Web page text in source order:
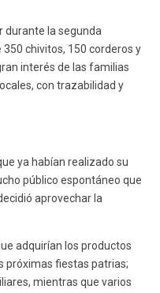
durante la segunda
chivitos, 150 corderos y
interés de las familias
con trazabilidad y
ya habían realizado su
público espontáneo que
aprovechar la
adquirían los productos
próximas fiestas patrias;
mientras que varios